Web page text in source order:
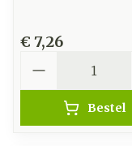
€ 7,26
Bestel